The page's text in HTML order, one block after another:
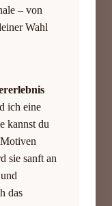
– von
Wahl
ich eine
kannst du
sie sanft an
das